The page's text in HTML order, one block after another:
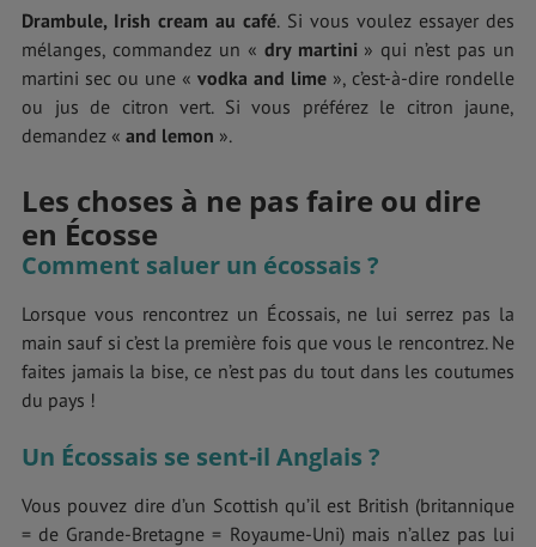
Drambule, Irish cream au café. Si vous voulez essayer des
mélanges, commandez un « dry martini» qui n’est pas un
martini sec ou une « vodka and lime », c’est-à-dire rondelle
ou jus de citron vert. Si vous préférez le citron jaune,
demandez « and lemon ».
Les choses à ne pas faire ou dire
en Écosse
Comment saluer un écossais ?
Lorsque vous rencontrez un Écossais, ne lui serrez pas la
main sauf si c’est la première fois que vous le rencontrez. Ne
faites jamais la bise, ce n’est pas du tout dans les coutumes
du pays !
Un Écossais se sent-il Anglais ?
Vous pouvez dire d’un Scottish qu’il est British (britannique
= de Grande-Bretagne = Royaume-Uni) mais n’allez pas lui